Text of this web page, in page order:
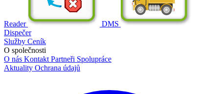
Reader
DMS
Dispečer
Služby Ceník
O společnosti
O nás Kontakt Partneři Spolupráce
Aktuality Ochrana údajů